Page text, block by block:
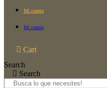
Mi cuenta
Mi cuenta
Cart
Search
Search